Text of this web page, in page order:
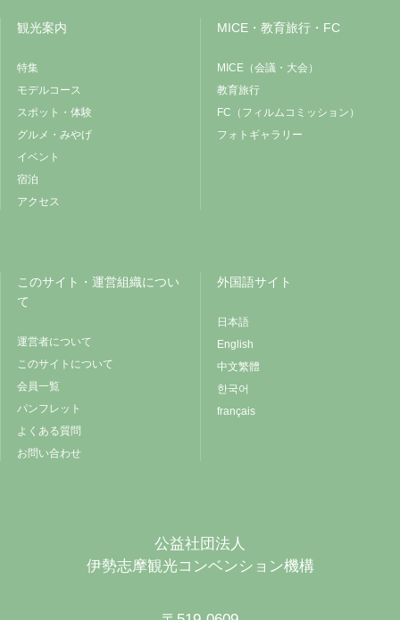
観光案内
特集
モデルコース
スポット・体験
グルメ・みやげ
イベント
宿泊
アクセス
MICE・教育旅行・FC
MICE（会議・大会）
教育旅行
FC（フィルムコミッション）
フォトギャラリー
このサイト・運営組織につい
て
運営者について
このサイトについて
会員一覧
パンフレット
よくある質問
お問い合わせ
外国語サイト
日本語
English
中文繁體
한국어
français
公益社団法人
伊勢志摩観光コンベンション機構